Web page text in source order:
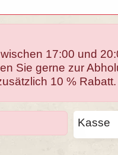
17:00 und
Sie gerne zur
10 % Rabatt.
Kasse